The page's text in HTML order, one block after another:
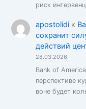
риск
apostolidiк
сохранит
действий
28.03.2026
Bank of
перспективе
воне будет